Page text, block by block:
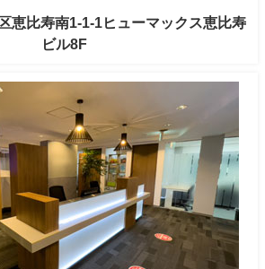
恵比寿南1-1-1ヒューマックス恵比寿
ビル8F